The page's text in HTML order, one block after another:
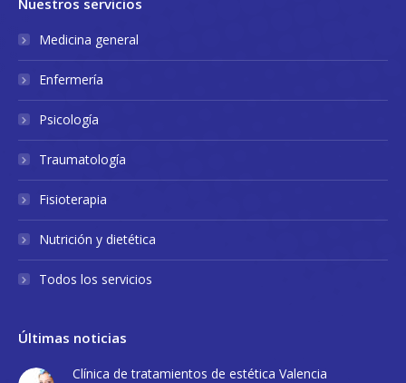
Medicina general
Enfermería
Psicología
Traumatología
Fisioterapia
Nutrición y dietética
Todos los servicios
Últimas noticias
Clínica de tratamientos de estética Valencia